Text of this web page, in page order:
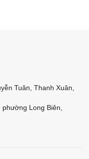
Tuân, Thanh Xuân,
Long Biên,